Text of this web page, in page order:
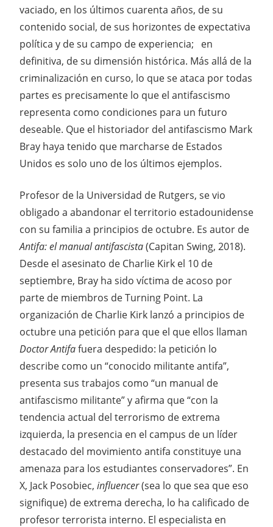
vaciado, en los últimos cuarenta años, de su
contenido social, de sus horizontes de expectativa
política y de su campo de experiencia; en
definitiva, de su dimensión histórica. Más allá de la
criminalización en curso, lo que se ataca por todas
partes es precisamente lo que el antifascismo
representa como condiciones para un futuro
deseable. Que el historiador del antifascismo Mark
Bray haya tenido que marcharse de Estados
Unidos es solo uno de los últimos ejemplos.
Profesor de la Universidad de Rutgers, se vio
obligado a abandonar el territorio estadounidense
con su familia a principios de octubre. Es autor de
Antifa: el manual antifascista(Capitan Swing, 2018).
Desde el asesinato de Charlie Kirk el 10 de
septiembre, Bray ha sido víctima de acoso por
parte de miembros de Turning Point. La
organización de Charlie Kirk lanzó a principios de
octubre una petición para que el que ellos llaman
Doctor Antifafuera despedido: la petición lo
describe como un “conocido militante antifa”,
presenta sus trabajos como “un manual de
antifascismo militante” y afirma que “con la
tendencia actual del terrorismo de extrema
izquierda, la presencia en el campus de un líder
destacado del movimiento antifa constituye una
amenaza para los estudiantes conservadores”. En
X, Jack Posobiec, influencer(sea lo que sea que eso
signifique) de extrema derecha, lo ha calificado de
profesor terrorista interno. El especialista en